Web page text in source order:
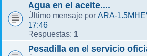
Agua en el aceite....
Último mensaje por ARA-
17:46
Respuestas: 1
Pesadilla en el servicio